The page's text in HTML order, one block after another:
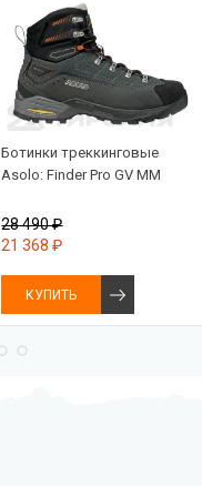
Ботинки треккинговые
Asolo: Finder Pro GV MM
28 490 ₽
21 368 ₽
КУПИТЬ